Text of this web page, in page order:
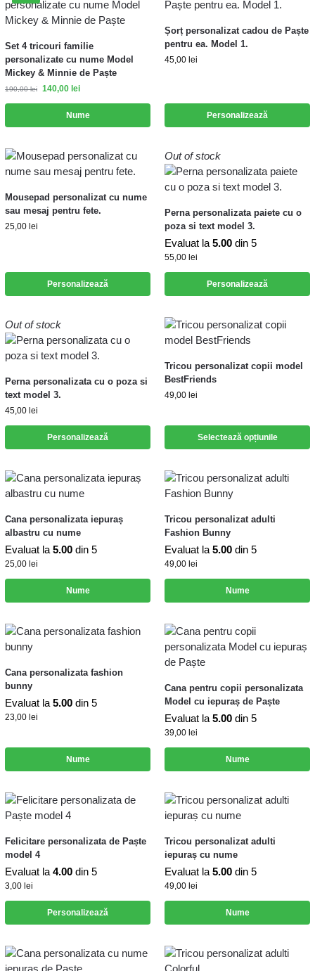
Set 4 tricouri familie
personalizate cu nume Model
Mickey & Minnie de Paște
190,00lei 140,00 lei
Nume
Șorț personalizat cadou de Paște
pentru ea. Model 1.
45,00 lei
Personalizează
Mousepad personalizat cu nume
sau mesaj pentru fete.
25,00 lei
Personalizează
Out of stock
Perna personalizata paiete cu o
poza si text model 3.
Evaluat la 5.00 din 5
55,00 lei
Personalizează
Out of stock
Perna personalizata cu o poza si
text model 3.
45,00 lei
Personalizează
Tricou personalizat copii model
BestFriends
49,00 lei
Selectează opțiunile
Cana personalizata iepuraș
albastru cu nume
Evaluat la 5.00 din 5
25,00 lei
Nume
Tricou personalizat adulti
Fashion Bunny
Evaluat la 5.00 din 5
49,00 lei
Nume
Cana personalizata fashion
bunny
Evaluat la 5.00 din 5
23,00 lei
Nume
Cana pentru copii personalizata
Model cu iepuraș de Paște
Evaluat la 5.00 din 5
39,00 lei
Nume
Felicitare personalizata de Paște
model 4
Evaluat la 4.00 din 5
3,00 lei
Personalizează
Tricou personalizat adulti
iepuraș cu nume
Evaluat la 5.00 din 5
49,00 lei
Nume